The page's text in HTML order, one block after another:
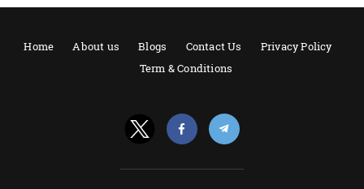
Home About us Blogs Contact Us
Privacy Policy
Term & Conditions